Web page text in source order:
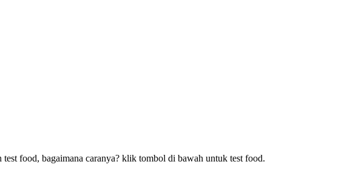
food, bagaimana caranya? klik tombol di bawah untuk test food.